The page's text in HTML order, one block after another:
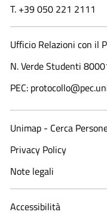
T. +39 050 221 2111
Ufficio Relazioni con il
N. Verde Studenti
PEC:
Unimap - Cerca
Privacy Policy
Note legali
Accessibilità